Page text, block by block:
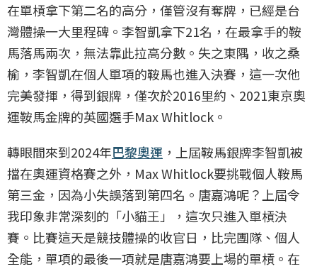
在單槓拿下第二名的高分，僅管沒有奪牌，已經是台
灣體操一大里程碑。李智凱拿下21名，在最拿手的鞍
馬落馬兩次，無法靠此拉高分數。失之東隅，收之桑
榆，李智凱在個人單項的鞍馬也進入決賽，這一次他
完美發揮，得到銀牌，僅次於2016里約、2021東京奧
運鞍馬金牌的英國選手Max Whitlock。
轉眼間來到2024年巴黎奧運 ，上屆鞍馬銀牌李智凱被
擋在奧運資格賽之外，Max Whitlock要挑戰個人鞍馬
第三金，因為小失誤落到第四名。唐嘉鴻呢？上屆令
我印象非常深刻的「小貓王」，這次只進入單槓決
賽。比賽這天是競技體操的收官日，比完團隊、個人
全能，單項的最後一項就是唐嘉鴻要上場的單槓。在